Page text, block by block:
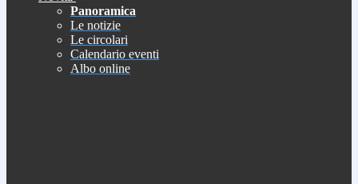
Panoramica
Le notizie
Le circolari
Calendario eventi
Albo online